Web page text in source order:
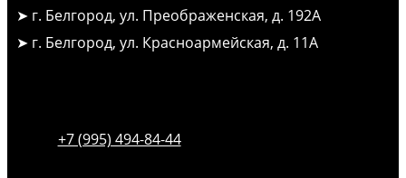
➤ г. Белгород, ул. Преображенская, д. 192А
➤ г. Белгород, ул. Красноармейская, д. 11А
+7 (995) 494-84-44